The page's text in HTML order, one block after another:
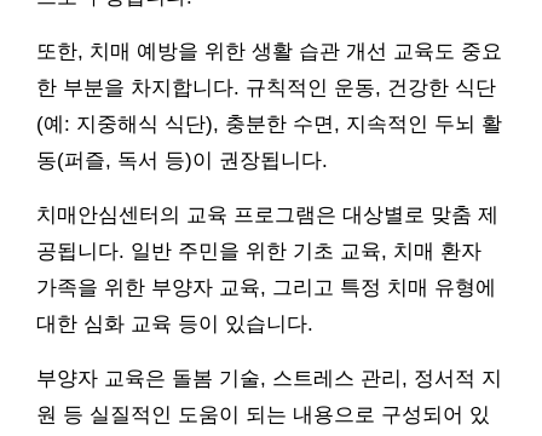
또한, 치매 예방을 위한 생활 습관 개선 교육도 중요
한 부분을 차지합니다. 규칙적인 운동, 건강한 식단
(예: 지중해식 식단), 충분한 수면, 지속적인 두뇌 활
동(퍼즐, 독서 등)이 권장됩니다.
치매안심센터의 교육 프로그램은 대상별로 맞춤 제
공됩니다. 일반 주민을 위한 기초 교육, 치매 환자
가족을 위한 부양자 교육, 그리고 특정 치매 유형에
대한 심화 교육 등이 있습니다.
부양자 교육은 돌봄 기술, 스트레스 관리, 정서적 지
원 등 실질적인 도움이 되는 내용으로 구성되어 있